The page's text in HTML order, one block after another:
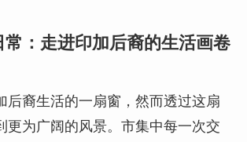
：走进印加后裔的生活画卷
后裔生活的一扇窗，然而透过这扇
更为广阔的风景。市集中每一次交